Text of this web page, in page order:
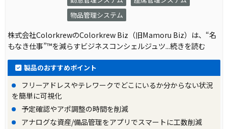
物品管理システム
株式会社ColorkrewのColorkrew Biz（旧Mamoru Biz）は、“名
もなき仕事”™を減らすビジネスコンシェルジュツ...続きを読む
製品のおすすめポイント
フリーアドレスやテレワークでどこにいるか分からない状況
を簡単に可視化
予定確認やアポ調整の時間を削減
アナログな資産/備品管理をアプリでスマートに工数削減